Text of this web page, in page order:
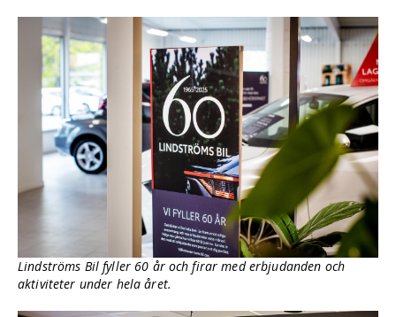
Lindströms Bil fyller 60 år och firar med erbjudanden och
aktiviteter under hela året.